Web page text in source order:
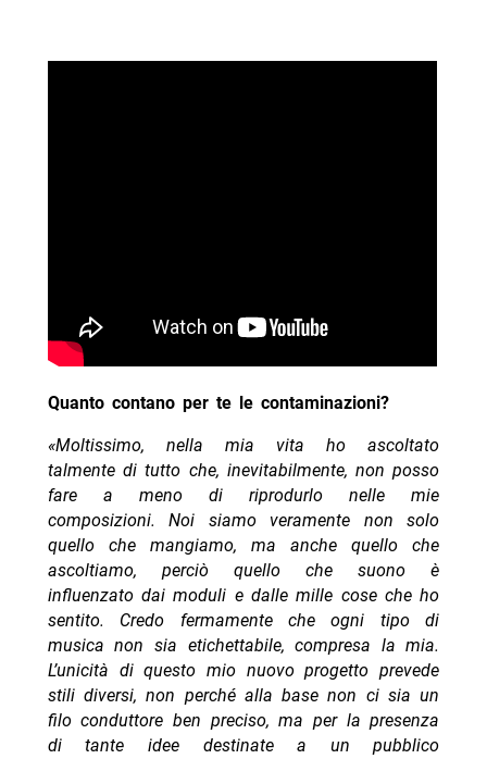
Quanto contano per te le contaminazioni?
«Moltissimo, nella mia vita ho ascoltato
talmente di tutto che, inevitabilmente, non posso
fare a meno di riprodurlo nelle mie
composizioni. Noi siamo veramente non solo
quello che mangiamo, ma anche quello che
ascoltiamo, perciò quello che suono è
influenzato dai moduli e dalle mille cose che ho
sentito. Credo fermamente che ogni tipo di
musica non sia etichettabile, compresa la mia.
L’unicità di questo mio nuovo progetto prevede
stili diversi, non perché alla base non ci sia un
filo conduttore ben preciso, ma per la presenza
di tante idee destinate a un pubblico